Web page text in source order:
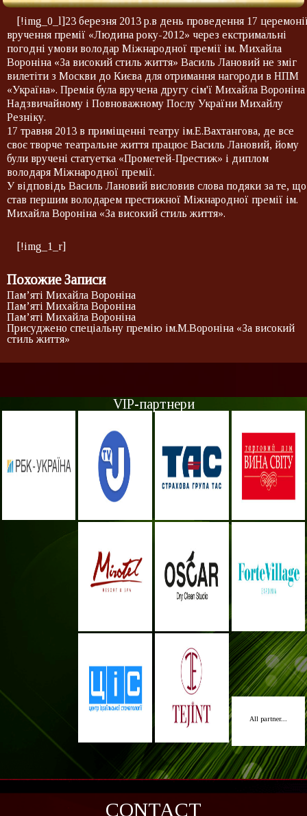
[!img_0_l]23 березня 2013 р.в день проведення 17
вручення премії «Людина року-2012» через екстримальні
погодні умови володар Міжнародної премії ім. Михайла
Вороніна «За високий стиль життя» Василь Лановий не зміг
вилетіти з Москви до Києва для отримання нагороди в НПМ
«Україна». Премія була вручена другу сім'ї Михайла Вороніна
Надзвичайному і Повноважному Послу України Михайлу
Резніку.
17 травня 2013 в приміщенні театру ім.Е.Вахтангова, де все
своє творче театральне життя працює Василь Лановий, йому
були вручені статуетка «Прометей-Престиж» і диплом
володаря Міжнародної премії.
У відповідь Василь Лановий висловив слова подяки за те, що
став першим володарем престижної Міжнародної премії ім.
Михайла Вороніна «За високий стиль життя».
[!img_1_r]
Похожие Записи
Пам’яті Михайла Вороніна
Пам’яті Михайла Вороніна
Пам’яті Михайла Вороніна
Присуджено спеціальну премію ім.М.Вороніна «За високий
стиль життя»
VIP-партнери
All partner...
CONTACT